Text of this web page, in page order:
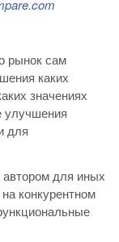
.com
рынок сам
каких
значениях
улучшения
для
для иных
конкурентном